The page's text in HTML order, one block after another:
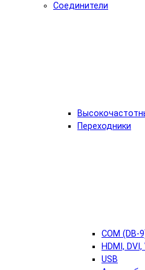
Соединители
Переходники
COM (DB-
HDMI, DVI,
USB